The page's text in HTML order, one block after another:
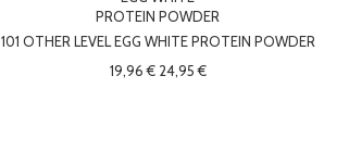
101 OTHER LEVEL EGG WHITE PROTEIN POWDER
19,96 € 24,95 €